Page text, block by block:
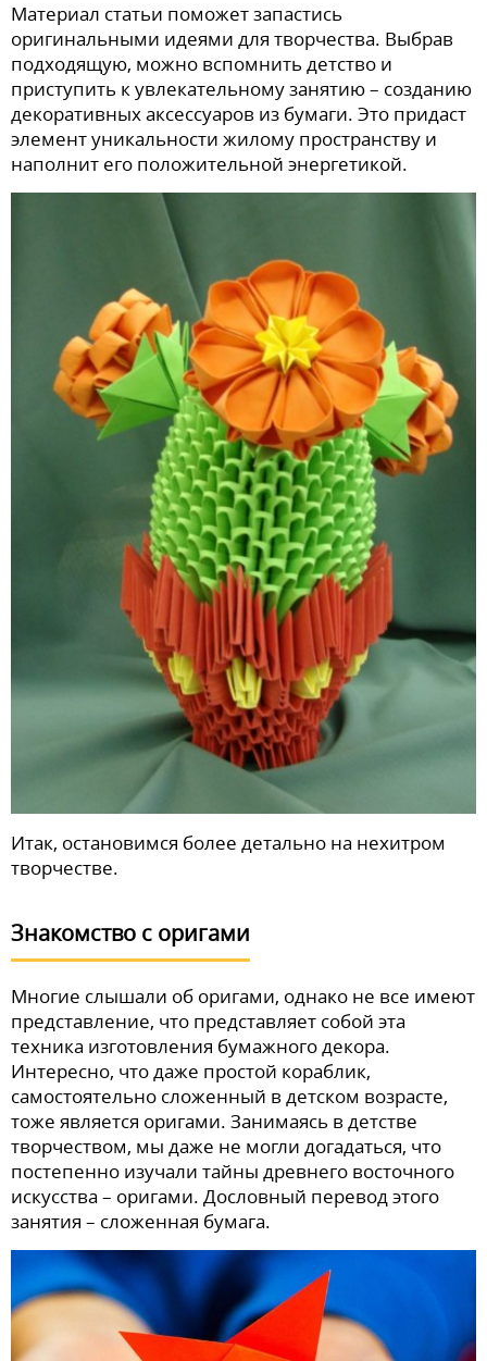
Материал статьи поможет запастись
оригинальными идеями для творчества. Выбрав
подходящую, можно вспомнить детство и
приступить к увлекательному занятию – созданию
декоративных аксессуаров из бумаги. Это придаст
элемент уникальности жилому пространству и
наполнит его положительной энергетикой.
Итак, остановимся более детально на нехитром
творчестве.
Знакомство с оригами
Многие слышали об оригами, однако не все имеют
представление, что представляет собой эта
техника изготовления бумажного декора.
Интересно, что даже простой кораблик,
самостоятельно сложенный в детском возрасте,
тоже является оригами. Занимаясь в детстве
творчеством, мы даже не могли догадаться, что
постепенно изучали тайны древнего восточного
искусства – оригами. Дословный перевод этого
занятия – сложенная бумага.